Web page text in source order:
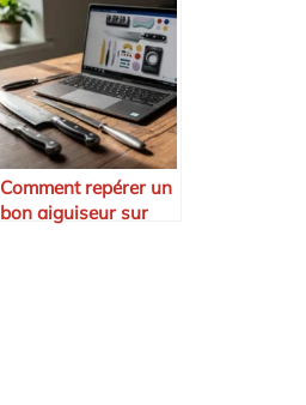
Comment repérer un
bon aiguiseur sur